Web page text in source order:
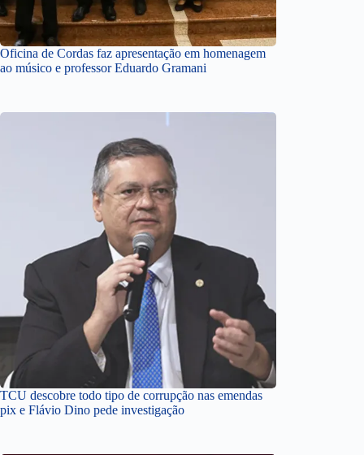
Oficina de Cordas faz apresentação em homenagem
ao músico e professor Eduardo Gramani
TCU descobre todo tipo de corrupção nas emendas
pix e Flávio Dino pede investigação